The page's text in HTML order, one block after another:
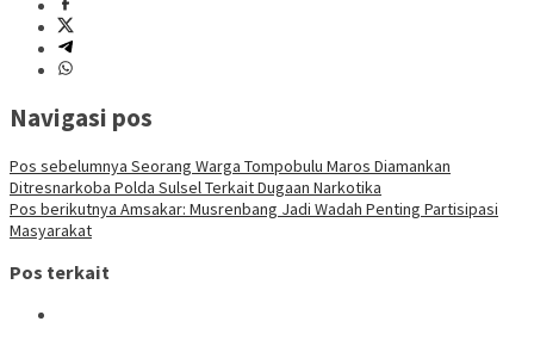
Navigasi pos
Pos sebelumnya Seorang Warga Tompobulu Maros Diamankan
Ditresnarkoba Polda Sulsel Terkait Dugaan Narkotika
Pos berikutnya Amsakar: Musrenbang Jadi Wadah Penting Partisipasi
Masyarakat
Pos terkait